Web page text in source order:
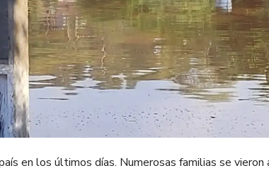
en los últimos días. Numerosas familias se